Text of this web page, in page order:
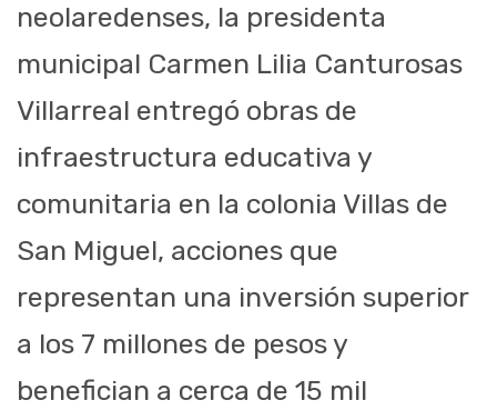
neolaredenses, la presidenta
municipal Carmen Lilia Canturosas
Villarreal entregó obras de
infraestructura educativa y
comunitaria en la colonia Villas de
San Miguel, acciones que
representan una inversión superior
a los 7 millones de pesos y
benefician a cerca de 15 mil